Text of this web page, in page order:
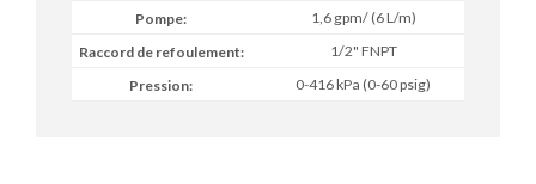
1,6 gpm/ (6 L/m)
1/2" FNPT
0-416 kPa (0-60 psig)